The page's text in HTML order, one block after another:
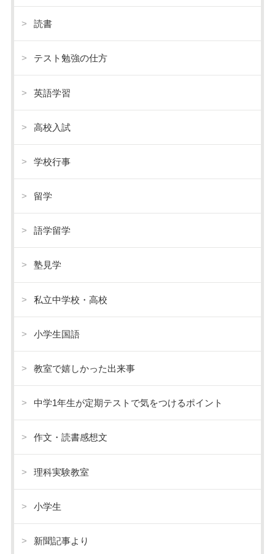
読書
テスト勉強の仕方
英語学習
高校入試
学校行事
留学
語学留学
塾見学
私立中学校・高校
小学生国語
教室で嬉しかった出来事
中学1年生が定期テストで気をつけるポイント
作文・読書感想文
理科実験教室
小学生
新聞記事より